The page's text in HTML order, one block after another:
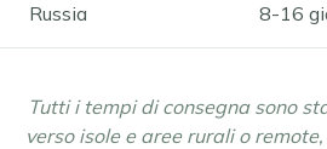
Russia 8-16
Tutti i tempi di consegna sono
verso isole e aree rurali o